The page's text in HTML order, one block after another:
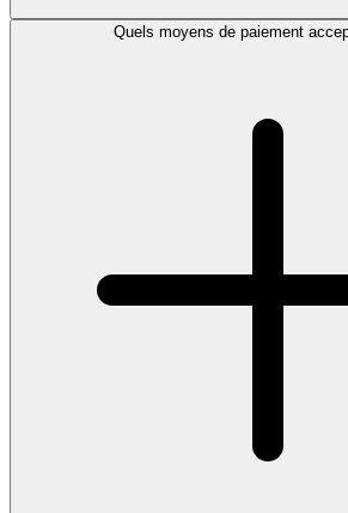
Quels moyens de paiement